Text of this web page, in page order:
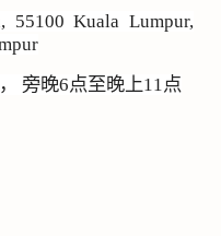
55100 Kuala Lumpur,
旁晚6点至晚上11点